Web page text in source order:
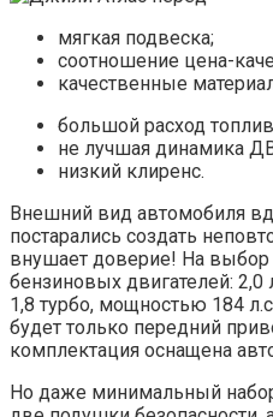
мягкая подвеска;
соотношение цена-
качественные
большой расход
не лучшая динамика
низкий клиренс.
Внешний вид автомобиля
постарались создать
внушает доверие! На выбор
бензиновых двигателей: 2,0
1,8 турбо, мощностью 184
будет только передний
комплектация оснащена
Но даже минимальный